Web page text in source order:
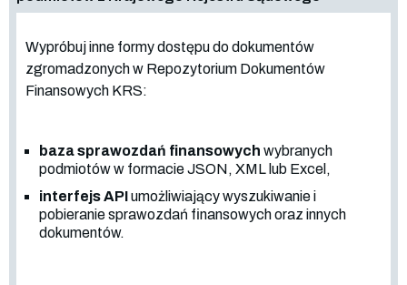
Wypróbuj inne formy dostępu do dokumentów
zgromadzonych w Repozytorium Dokumentów
Finansowych KRS:
baza sprawozdań finansowych wybranych
podmiotów w formacie JSON, XML lub Excel,
interfejs APIumożliwiający wyszukiwanie i
pobieranie sprawozdań finansowych oraz innych
dokumentów.